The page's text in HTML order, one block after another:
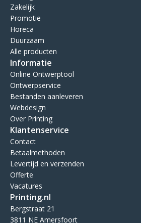
Zakelijk
Promotie
Horeca
Duurzaam
Alle producten
Informatie
Online Ontwerptool
Ontwerpservice
Bestanden aanleveren
Webdesign
Over Printing
Klantenservice
Contact
Betaalmethoden
Levertijd en verzenden
Offerte
Vacatures
Printing.nl
Bergstraat 21
3811 NE Amersfoort